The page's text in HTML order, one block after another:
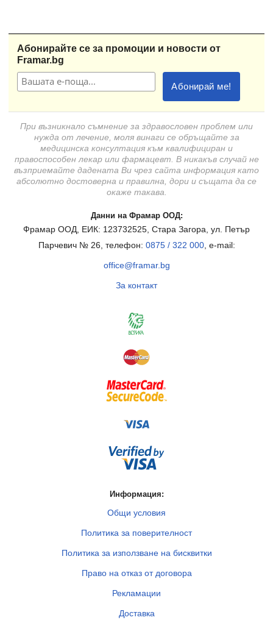
Абонирайте се за промоции и новости от
Framar.bg
При възникнало съмнение за здравословен проблем или
нужда от лечение, моля винаги се обръщайте за
медицинска консултация към квалифициран и
правоспособен лекар или фармацевт. В никакъв случай не
възприемайте дадената Ви чрез сайта информация като
абсолютно достоверна и правилна, дори и същата да се
окаже такава.
Данни на Фрамар ООД:
Фрамар ООД, ЕИК: 123732525, Стара Загора, ул. Петър
Парчевич № 26, телефон: 0875 / 322 000, e-mail:
office@framar.bg
За контакт
Информация:
Общи условия
Политика за поверителност
Политика за използване на бисквитки
Право на отказ от договора
Рекламации
Доставка